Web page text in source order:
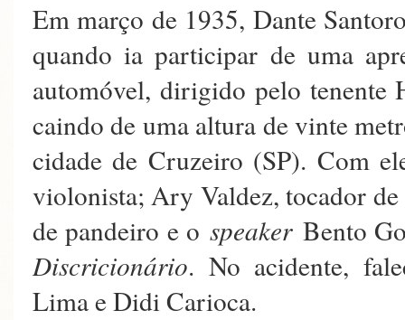
Em março de 1935, Dante
quando ia participar de uma
automóvel, dirigido pelo tenente
caindo de uma altura de vinte
cidade de Cruzeiro (SP). Com
violonista; Ary Valdez, tocador
de pandeiro e ospeakerBento
Discricionário. No acidente,
Lima e Didi Carioca.